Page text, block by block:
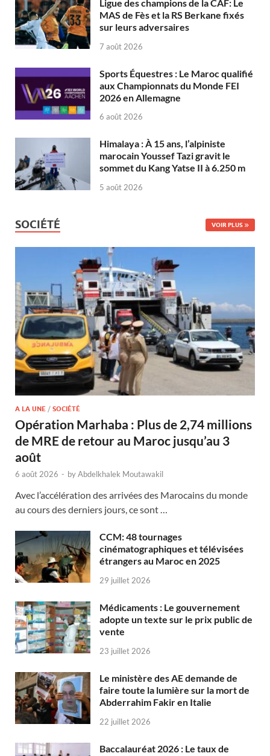
Ligue des champions de la CAF: Le
MAS de Fès et la RS Berkane fixés
sur leurs adversaires
7 août 2026
Sports Équestres : Le Maroc qualifié
aux Championnats du Monde FEI
2026 en Allemagne
6 août 2026
Himalaya : À 15 ans, l’alpiniste
marocain Youssef Tazi gravit le
sommet du Kang Yatse II à 6.250 m
5 août 2026
SOCIÉTÉ VOIR PLUS
A LA UNE / SOCIÉTÉ
Opération Marhaba : Plus de 2,74 millions
de MRE de retour au Maroc jusqu’au 3
août
6 août 2026 - byAbdelkhalek Moutawakil
Avec l’accélération des arrivées des Marocains du monde
au cours des derniers jours, ce sont …
CCM: 48 tournages
cinématographiques et télévisées
étrangers au Maroc en 2025
29 juillet 2026
Médicaments : Le gouvernement
adopte un texte sur le prix public de
vente
23 juillet 2026
Le ministère des AE demande de
faire toute la lumière sur la mort de
Abderrahim Fakir en Italie
22 juillet 2026
Baccalauréat 2026 : Le taux de